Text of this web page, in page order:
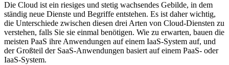
Die Cloud ist ein riesiges und stetig wachsendes Gebilde, in dem
ständig neue Dienste und Begriffe entstehen. Es ist daher wichtig,
die Unterschiede zwischen diesen drei Arten von Cloud-Diensten zu
verstehen, falls Sie sie einmal benötigen. Wie zu erwarten, bauen die
meisten PaaS ihre Anwendungen auf einem IaaS-System auf, und
der Großteil der SaaS-Anwendungen basiert auf einem PaaS- oder
IaaS-System.